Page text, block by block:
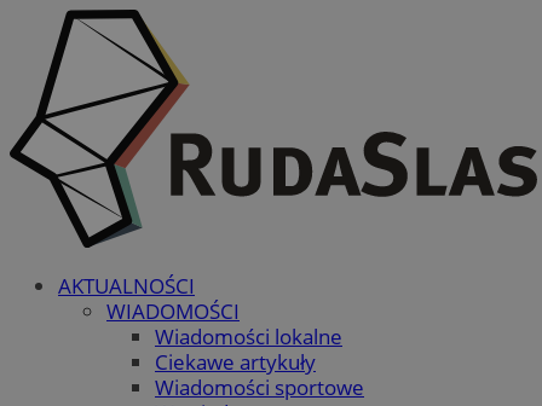
AKTUALNOŚCI
WIADOMOŚCI
Wiadomości lokalne
Ciekawe artykuły
Wiadomości sportowe